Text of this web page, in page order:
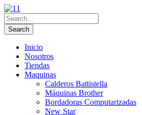
Inicio
Nosotros
Tiendas
Maquinas
Calderos Battistella
Máquinas Brother
Bordadoras Computarizadas
New Star